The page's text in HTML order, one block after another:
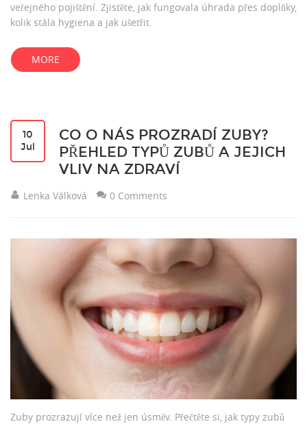
veřejného pojištění. Zjistěte, jak fungovala úhrada přes doplňky,
kolik stála hygiena a jak ušetřit.
MORE
10
Jul
CO O NÁS PROZRADÍ ZUBY?
PŘEHLED TYPŮ ZUBŮ A JEJICH
VLIV NA ZDRAVÍ
Lenka Válková 0 Comments
Zuby prozrazují více než jen úsměv. Přečtěte si, jak typy zubů